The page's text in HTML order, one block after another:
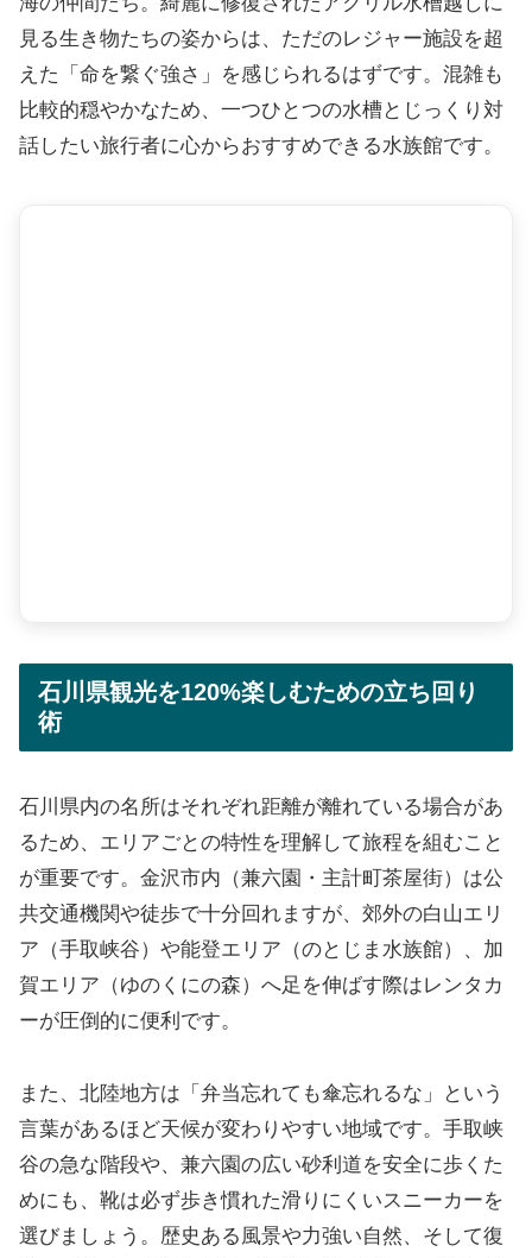
見る生き物たちの姿からは、ただのレジャー施設を超
えた「命を繋ぐ強さ」を感じられるはずです。混雑も
比較的穏やかなため、一つひとつの水槽とじっくり対
話したい旅行者に心からおすすめできる水族館です。
石川県観光を120%楽しむための立ち回り
術
石川県内の名所はそれぞれ距離が離れている場合があ
るため、エリアごとの特性を理解して旅程を組むこと
が重要です。金沢市内（兼六園・主計町茶屋街）は公
共交通機関や徒歩で十分回れますが、郊外の白山エリ
ア（手取峡谷）や能登エリア（のとじま水族館）、加
賀エリア（ゆのくにの森）へ足を伸ばす際はレンタカ
ーが圧倒的に便利です。
また、北陸地方は「弁当忘れても傘忘れるな」という
言葉があるほど天候が変わりやすい地域です。手取峡
谷の急な階段や、兼六園の広い砂利道を安全に歩くた
めにも、靴は必ず歩き慣れた滑りにくいスニーカーを
選びましょう。歴史ある風景や力強い自然、そして復